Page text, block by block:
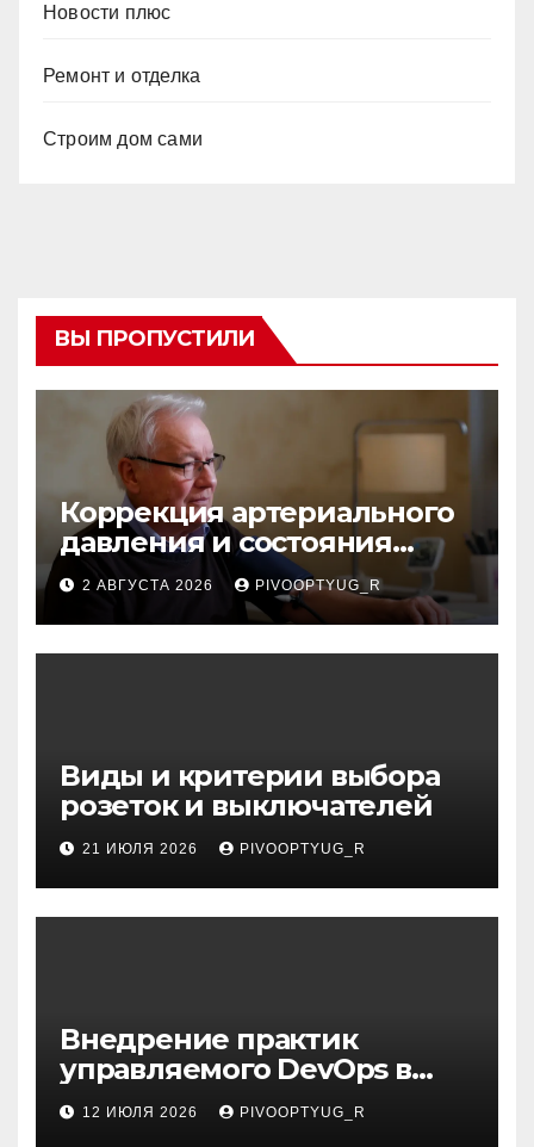
Новости плюс
Ремонт и отделка
Строим дом сами
ВЫ ПРОПУСТИЛИ
Коррекция артериального
давления и состояния
сосудов в профилактике
инсульта
2 АВГУСТА 2026 PIVOOPTYUG_R
Виды и критерии выбора
розеток и выключателей
21 ИЮЛЯ 2026 PIVOOPTYUG_R
Внедрение практик
управляемого DevOps в
корпоративную ИТ-
инфраструктуру
12 ИЮЛЯ 2026 PIVOOPTYUG_R